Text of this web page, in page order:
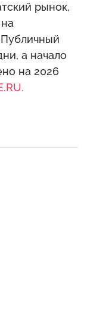
рынок,
а начало
на 2026